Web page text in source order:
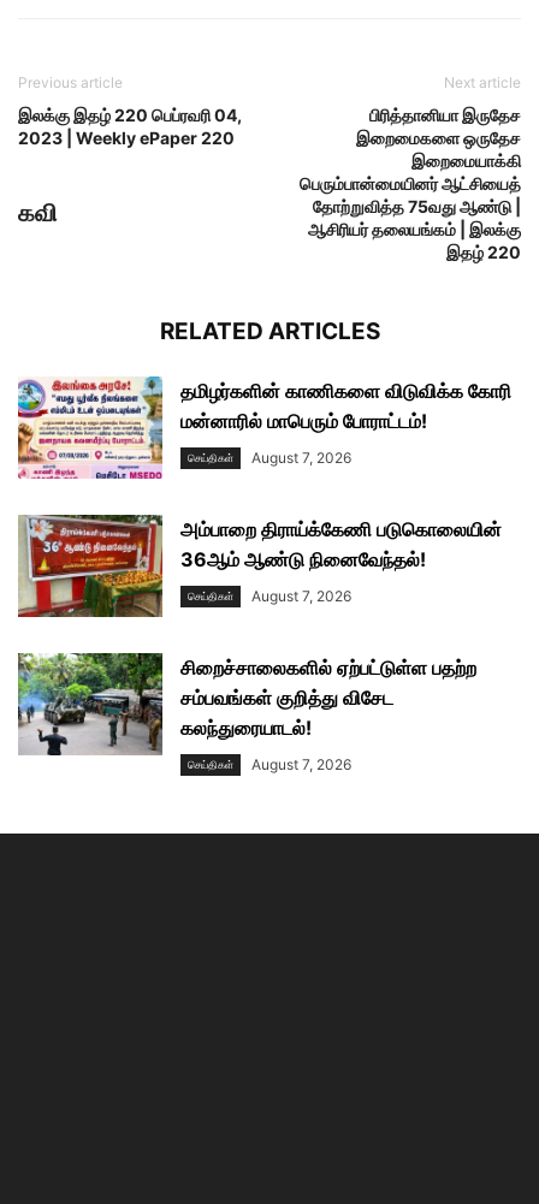
Previous article
இலக்கு இதழ் 220 பெப்ரவரி 04,
2023 | Weekly ePaper 220
Next article
பிரித்தானியா இருதேச
இறைமைகளை ஒருதேச
இறைமையாக்கி
பெரும்பான்மையினர் ஆட்சியைத்
தோற்றுவித்த 75வது ஆண்டு |
ஆசிரியர் தலையங்கம் | இலக்கு
இதழ் 220
கவி
RELATED ARTICLES
தமிழர்களின் காணிகளை விடுவிக்க கோரி
மன்னாரில் மாபெரும் போராட்டம்!
செய்திகள் August 7, 2026
அம்பாறை திராய்க்கேணி படுகொலையின்
36ஆம் ஆண்டு நினைவேந்தல்!
செய்திகள் August 7, 2026
சிறைச்சாலைகளில் ஏற்பட்டுள்ள பதற்ற
சம்பவங்கள் குறித்து விசேட
கலந்துரையாடல்!
செய்திகள் August 7, 2026